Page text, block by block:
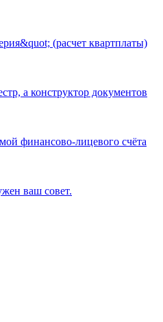
(расчет квартплаты)
а конструктор документов
финансово-лицевого счёта
ваш совет.